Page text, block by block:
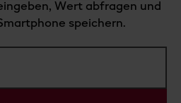
Wert abfragen und
speichern.